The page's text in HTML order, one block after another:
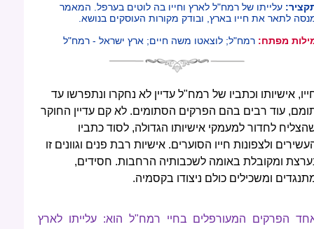
עלייתו של רמח"ל לארץ וחייו בה לוטים בערפל. המאמר
לתאר את חייו בארץ, ובודק מקורות העוסקים בנושא.
מפתח: רמח"ל; לוצאטו משה חיים; ארץ ישראל - רמח"ל
אישיותו וכתביו של רמח"ל עדיין לא נחקרו ונתפרשו עד
עוד רבים בהם הפרקים הסתומים. לא קם עדיין החוקר
לחדור למעמקי אישיותו הגדולה, לסוד כתביו
ולצפונות חייו הסוערים. אישיות רבת פנים וגוונים זו
ומקובלת באומה לשכבותיה הרחבות. חסידים,
ומשכילים כולם ניצודו בקסמיה.
הפרקים המעורפלים בחיי רמח"ל הוא: עלייתו לארץ